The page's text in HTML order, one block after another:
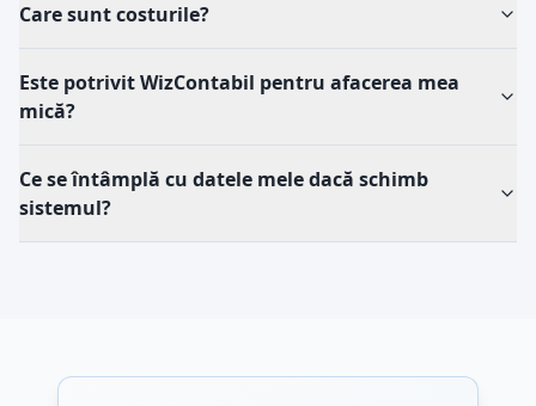
Care sunt costurile?
Este potrivit WizContabil pentru afacerea mea
mică?
Ce se întâmplă cu datele mele dacă schimb
sistemul?